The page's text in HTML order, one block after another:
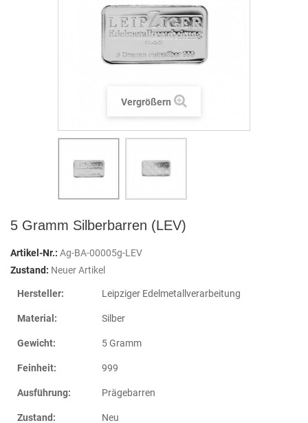
Vergrößern
5 Gramm Silberbarren (LEV)
Artikel-Nr.: Ag-BA-00005g-LEV
Zustand: Neuer Artikel
Hersteller: Leipziger Edelmetallverarbeitung
Material: Silber
Gewicht: 5 Gramm
Feinheit: 999
Ausführung: Prägebarren
Zustand: Neu